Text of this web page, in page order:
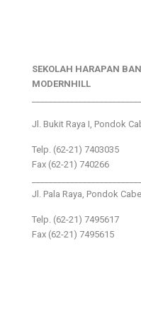
SEKOLAH HARAPAN
MODERNHILL
Jl. Bukit Raya I, Pondok
Telp. (62-21) 7403035
Fax (62-21) 740266
Jl. Pala Raya, Pondok
Telp. (62-21) 7495617
Fax (62-21) 7495615